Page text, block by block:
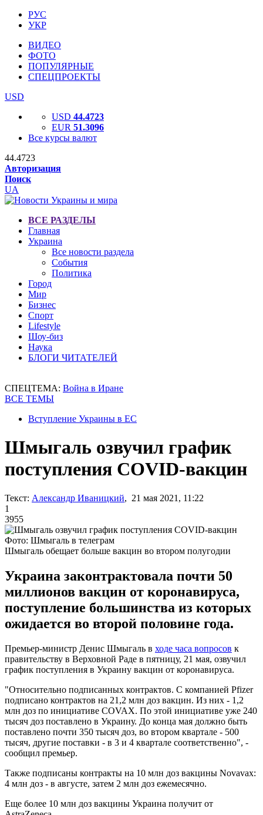
РУС
УКР
ВИДЕО
ФОТО
ПОПУЛЯРНЫЕ
СПЕЦПРОЕКТЫ
USD
USD 44.4723
EUR 51.3096
Все курсы валют
44.4723
Авторизация
Поиск
UA
ВСЕ РАЗДЕЛЫ
Главная
Украина
Все новости раздела
События
Политика
Город
Мир
Бизнес
Спорт
Lifestyle
Шоу-биз
Наука
БЛОГИ ЧИТАТЕЛЕЙ
СПЕЦТЕМА: Война в Иране
ВСЕ ТЕМЫ
Вступление Украины в ЕС
Шмыгаль озвучил график
поступления COVID-вакцин
Текст: Александр Иваницкий, 21 мая 2021, 11:22
1
3955
Фото: Шмыгаль в телеграм
Шмыгаль обещает больше вакцин во втором полугодии
Украина законтрактовала почти 50
миллионов вакцин от коронавируса,
поступление большинства из которых
ожидается во второй половине года.
Премьер-министр Денис Шмыгаль в ходе часа вопросов к
правительству в Верховной Раде в пятницу, 21 мая, озвучил
график поступления в Украину вакцин от коронавируса.
"Относительно подписанных контрактов. С компанией Pfizer
подписано контрактов на 21,2 млн доз вакцин. Из них - 1,2
млн доз по инициативе COVAX. По этой инициативе уже 240
тысяч доз поставлено в Украину. До конца мая должно быть
поставлено почти 350 тысяч доз, во втором квартале - 500
тысяч, другие поставки - в 3 и 4 квартале соответственно", -
сообщил премьер.
Также подписаны контракты на 10 млн доз вакцины Novavax:
4 млн доз - в августе, затем 2 млн доз ежемесячно.
Еще более 10 млн доз вакцины Украина получит от